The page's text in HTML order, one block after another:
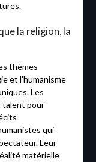
la religion, la
thèmes
et l’humanisme
Les
talent pour
qui
Leur
matérielle